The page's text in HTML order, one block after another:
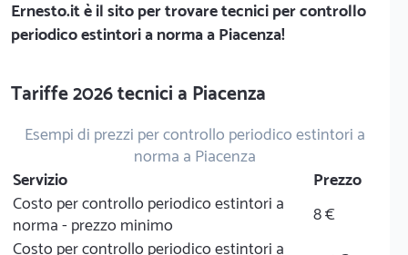
Ernesto.itè il sito per trovare tecnici per controllo
periodico estintori a norma a Piacenza!
Tariffe 2026 tecnici a Piacenza
Esempi di prezzi per controllo periodico estintori a
norma a Piacenza
Servizio
Prezzo
Costo per controllo periodico estintori a
norma - prezzo minimo
8 €
Costo per controllo periodico estintori a